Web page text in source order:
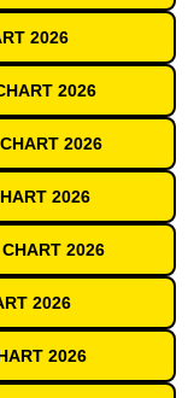
2026
2026
2026
2026
2026
2026
2026